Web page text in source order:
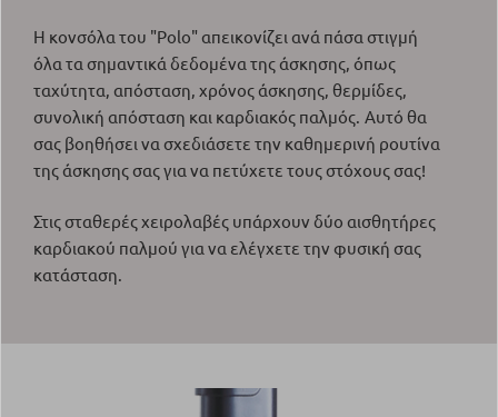
Η κονσόλα του "Polo" απεικονίζει ανά πάσα στιγμή
όλα τα σημαντικά δεδομένα της άσκησης, όπως
ταχύτητα, απόσταση, χρόνος άσκησης, θερμίδες,
συνολική απόσταση και καρδιακός παλμός. Αυτό θα
σας βοηθήσει να σχεδιάσετε την καθημερινή ρουτίνα
της άσκησης σας για να πετύχετε τους στόχους σας!
Στις σταθερές χειρολαβές υπάρχουν δύο αισθητήρες
καρδιακού παλμού για να ελέγχετε την φυσική σας
κατάσταση.